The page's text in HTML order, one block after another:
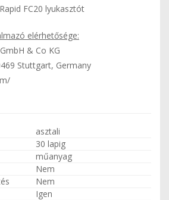
FC20 lyukasztót
elérhetősége:
& Co KG
Stuttgart, Germany
asztali
30 lapig
műanyag
Nem
Nem
Igen